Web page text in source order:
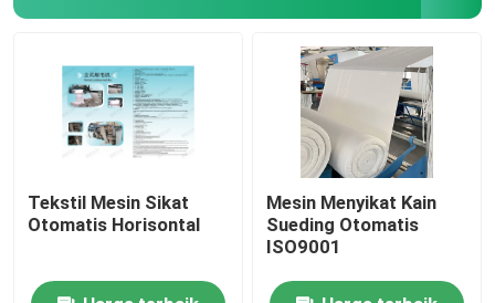
Tekstil Mesin Sikat
Otomatis Horisontal
Mesin Menyikat Kain
Sueding Otomatis
ISO9001